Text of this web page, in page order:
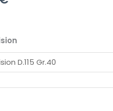
hasta
6,89€